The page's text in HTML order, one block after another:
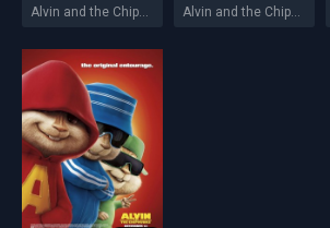
Alvin and the Chipmunks: The Road Chip 2015 Alvin and the Chipmunks: Chipwrecked 2011